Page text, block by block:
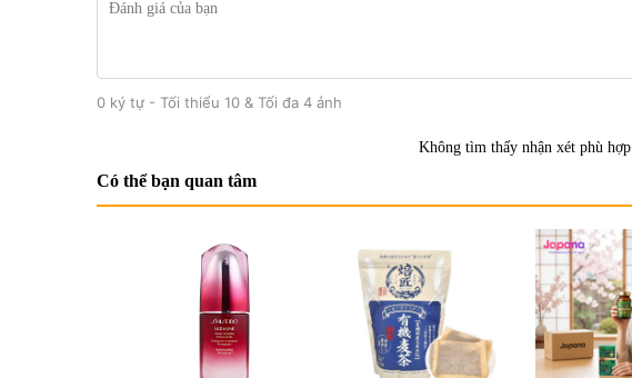
0 ký tự - Tối thiểu 10 & Tối đa 4 ảnh
Không tìm thấy nhận xét phù hợp
Có thể bạn quan tâm